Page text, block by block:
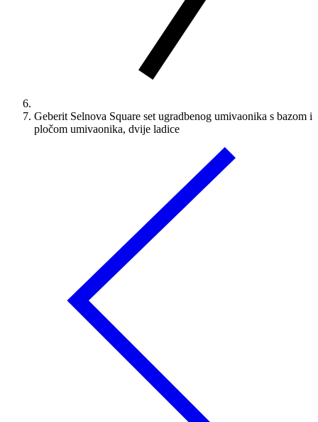
Geberit Selnova Square set ugradbenog umivaonika s bazom i
pločom umivaonika, dvije ladice